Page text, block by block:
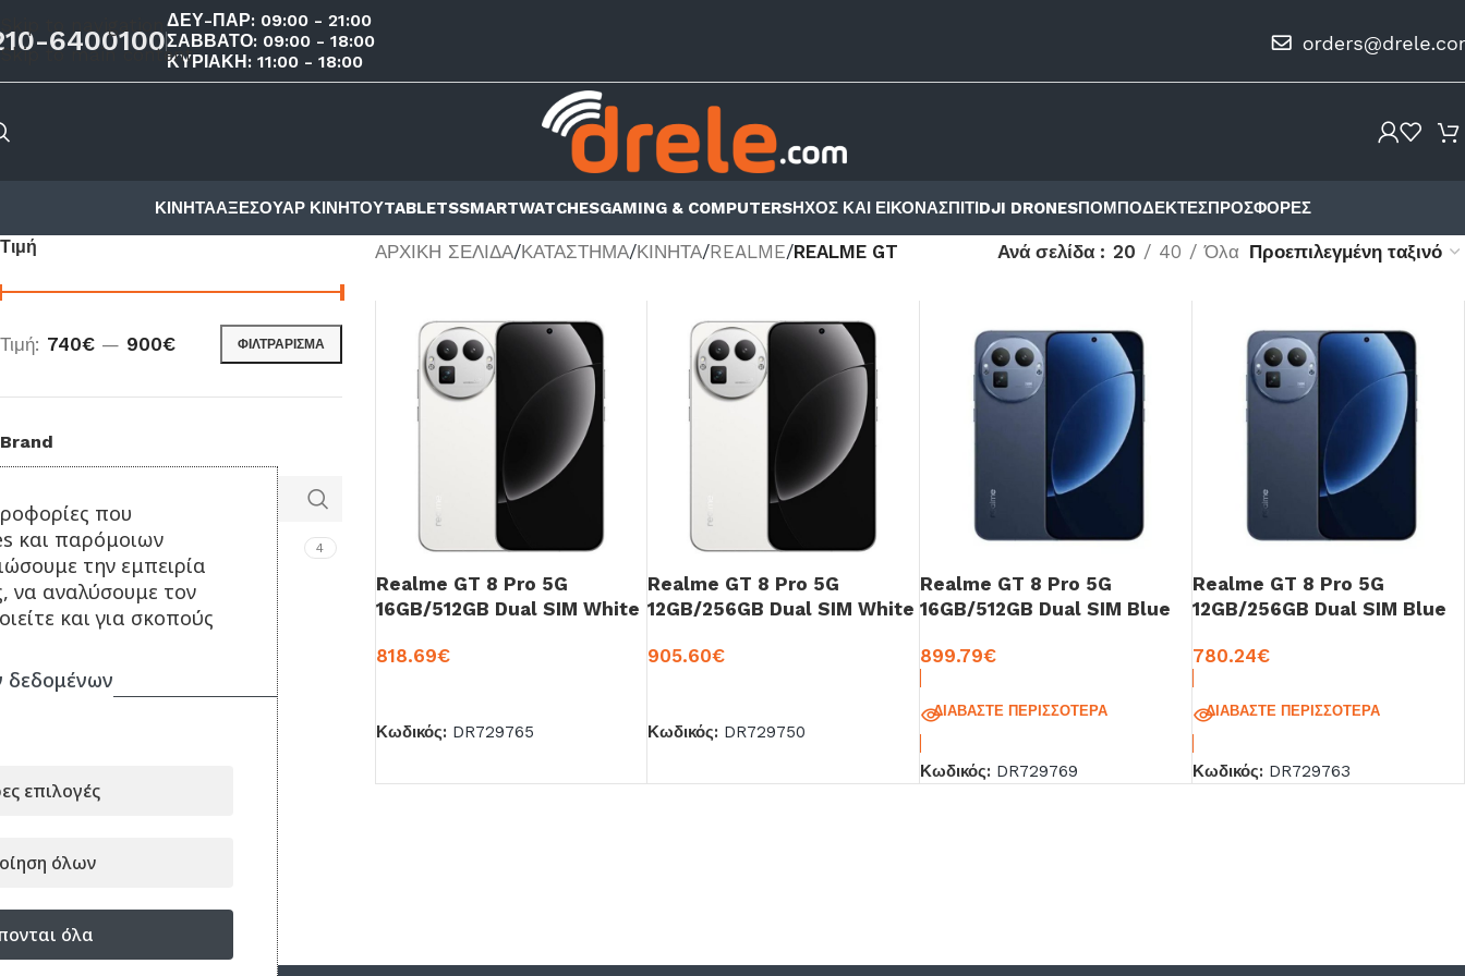
Skip to main content
6400100
ΔΕΥ-ΠΑΡ: 09:00 - 21:00
ΣΑΒΒΑΤΟ: 09:00 - 18:00
ΚΥΡΙΑΚΗ: 11:00 - 18:00
ΚΙΝΗΤΑΑΞΕΣΟΥΑΡ ΚΙΝΗΤΟΥTABLETSSMARTWATCHESGAMING & COMPUTERSΗΧΟΣ ΚΑΙ ΕΙΚΟΝΑΣΠΙΤΙDJI DRONESΠΟΜΠΟΔΈΚΤΕΣΠΡΟΣΦΟΡΈΣ
Τιμή
ΦΙΛΤΡΆΡΙΣΜΑ
Τιμή: 740€ — 900€
Brand
Realme 4
ΑΡΧΙΚΉ ΣΕΛΊΔΑ/ΚΑΤΆΣΤΗΜΑ/ΚΙΝΗΤΑ/REALME/REALME GT Ανά σελίδα 20 40 Όλα
Realme GT 8 Pro 5G
16GB/512GB Dual SIM White
818.69€
Κωδικός: DR729765
Realme GT 8 Pro 5G
12GB/256GB Dual SIM White
905.60€
Κωδικός: DR729750
Realme GT 8 Pro 5G
16GB/512GB Dual SIM Blue
899.79€
ΔΙΑΒΆΣΤΕ ΠΕΡΙΣΣΌΤΕΡΑ
Κωδικός: DR729769
Realme GT 8 Pro 5G
12GB/256GB Dual SIM Blue
780.24€
ΔΙΑΒΆΣΤΕ ΠΕΡΙΣΣΌΤΕΡΑ
Κωδικός: DR729763
που
και παρόμοιων
την εμπειρία
να αναλύσουμε τον
και για σκοπούς
επιλογές
όλων
όλα